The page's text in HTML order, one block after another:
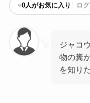
♥0人がお気に入り ロ
ジャコ
物の糞
を知り